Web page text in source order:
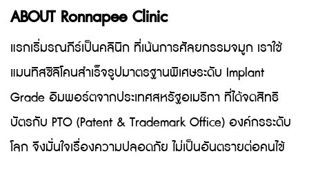
ABOUT Ronnapee Clinic
แรกเริ่มรณภีร์เป็นคลินิก ที่เน้นการศัลยกรรมจมูก เราใช้
แมนทิสซิลิโคนสำเร็จรูปมาตรฐานพิเศษระดับ Implant
Grade อิมพอร์ตจากประเทศสหรัฐอเมริกา ที่ได้จดสิทธิ
บัตรกับ PTO (Patent & Trademark Office) องค์กรระดับ
โลก จึงมั่นใจเรื่องความปลอดภัย ไม่เป็นอันตรายต่อคนไข้